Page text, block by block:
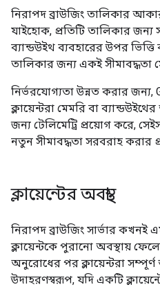
নিরাপদ ব্রাউজিং তালিকার
যাইহোক, প্রতিটি তালিকার জন্য
ব্যান্ডউইথ ব্যবহারের উপর ভিত্তি
তালিকার জন্য একই সীমাবদ্ধতা
নির্ভরযোগ্যতা উন্নত করার জন্য,
ক্লায়েন্টরা মেমরি বা
জন্য টেলিমেট্রি প্রয়োগ করে,
নতুন সীমাবদ্ধতা সরবরাহ করার
ক্লায়েন্টের অবস্থা
নিরাপদ ব্রাউজিং সার্ভার
ক্লায়েন্টকে পুরানো অবস্থায়
অনুরোধের পর ক্লায়েন্টরা
উদাহরণস্বরূপ, যদি একটি